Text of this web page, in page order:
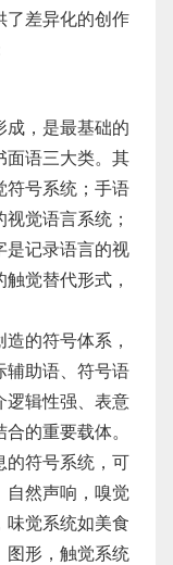
了差异化的创作
成，是最基础的
面语三大类。其
符号系统；手语
觉语言系统；
是记录语言的视
觉替代形式，
造的符号体系，
辅助语、符号语
逻辑性强、表意
的重要载体。
的符号系统，可
自然声响，嗅觉
味觉系统如美食
图形，触觉系统